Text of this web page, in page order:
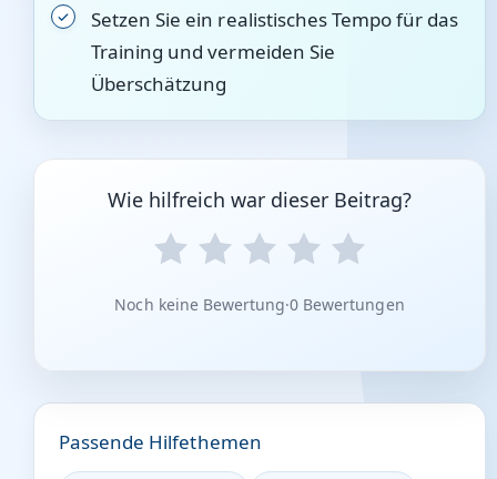
Setzen Sie ein realistisches Tempo für das
Training und vermeiden Sie
Überschätzung
Wie hilfreich war dieser Beitrag?
Noch keine Bewertung·0 Bewertungen
Passende Hilfethemen